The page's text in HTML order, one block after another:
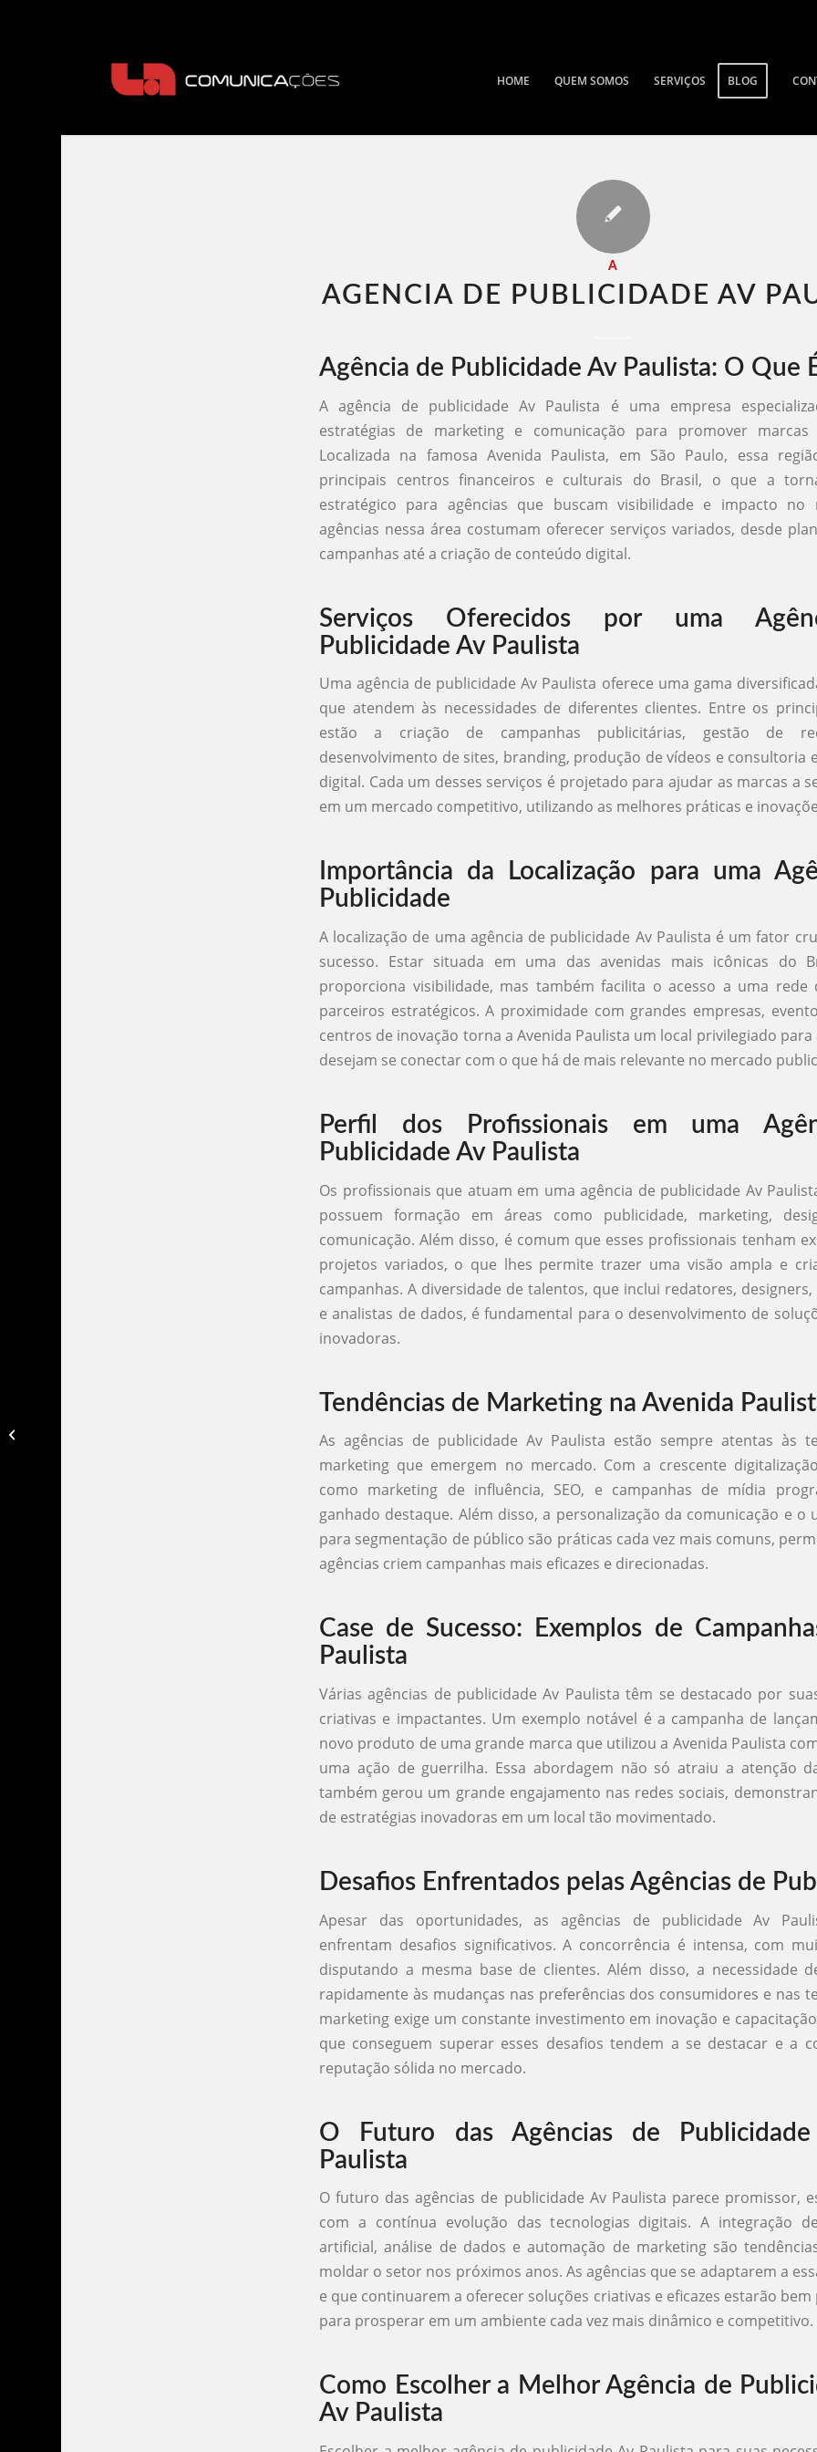
HOME QUEM SOMOS SERVIÇOS BLOG
A
AGENCIA DE PUBLICIDADE AV
Agência de Publicidade Av Paulista: O Que
A agência de publicidade Av Paulista é uma empresa
estratégias de marketing e comunicação para promover
Localizada na famosa Avenida Paulista, em São Paulo, essa
principais centros financeiros e culturais do Brasil, o que a
estratégico para agências que buscam visibilidade e impacto no
agências nessa área costumam oferecer serviços variados, desde
campanhas até a criação de conteúdo digital.
Serviços Oferecidos por uma
Publicidade Av Paulista
Uma agência de publicidade Av Paulista oferece uma gama
que atendem às necessidades de diferentes clientes. Entre os
estão a criação de campanhas publicitárias, gestão de
desenvolvimento de sites, branding, produção de vídeos e consultoria
digital. Cada um desses serviços é projetado para ajudar as marcas a
em um mercado competitivo, utilizando as melhores práticas e
Importância da Localização para uma
Publicidade
A localização de uma agência de publicidade Av Paulista é um fator
sucesso. Estar situada em uma das avenidas mais icônicas do
proporciona visibilidade, mas também facilita o acesso a uma rede
parceiros estratégicos. A proximidade com grandes empresas,
centros de inovação torna a Avenida Paulista um local privilegiado para
desejam se conectar com o que há de mais relevante no mercado
Perfil dos Profissionais em uma
Publicidade Av Paulista
Os profissionais que atuam em uma agência de publicidade Av
possuem formação em áreas como publicidade, marketing,
comunicação. Além disso, é comum que esses profissionais tenham
projetos variados, o que lhes permite trazer uma visão ampla e
campanhas. A diversidade de talentos, que inclui redatores,
e analistas de dados, é fundamental para o desenvolvimento de
inovadoras.
Tendências de Marketing na Avenida
As agências de publicidade Av Paulista estão sempre atentas às
marketing que emergem no mercado. Com a crescente
como marketing de influência, SEO, e campanhas de mídia
ganhado destaque. Além disso, a personalização da comunicação e o
para segmentação de público são práticas cada vez mais comuns,
agências criem campanhas mais eficazes e direcionadas.
Case de Sucesso: Exemplos de
Paulista
Várias agências de publicidade Av Paulista têm se destacado por
criativas e impactantes. Um exemplo notável é a campanha de
novo produto de uma grande marca que utilizou a Avenida Paulista
uma ação de guerrilha. Essa abordagem não só atraiu a atenção
também gerou um grande engajamento nas redes sociais,
de estratégias inovadoras em um local tão movimentado.
Desafios Enfrentados pelas Agências de
Apesar das oportunidades, as agências de publicidade Av
enfrentam desafios significativos. A concorrência é intensa, com
disputando a mesma base de clientes. Além disso, a necessidade
rapidamente às mudanças nas preferências dos consumidores e nas
marketing exige um constante investimento em inovação e
que conseguem superar esses desafios tendem a se destacar e a
reputação sólida no mercado.
O Futuro das Agências de
Paulista
O futuro das agências de publicidade Av Paulista parece promissor,
com a contínua evolução das tecnologias digitais. A integração
artificial, análise de dados e automação de marketing são
moldar o setor nos próximos anos. As agências que se adaptarem a
e que continuarem a oferecer soluções criativas e eficazes estarão bem
para prosperar em um ambiente cada vez mais dinâmico e competitivo.
Como Escolher a Melhor Agência de
Av Paulista